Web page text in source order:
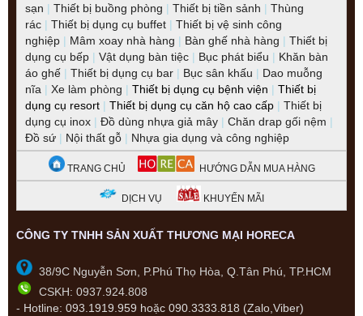
sạn | Thiết bị buồng phòng | Thiết bị tiền sảnh | Thùng
rác | Thiết bị dụng cụ buffet | Thiết bị vệ sinh công
nghiệp | Mâm xoay nhà hàng | Bàn ghế nhà hàng | Thiết bị
dụng cụ bếp | Vật dụng bàn tiệc | Bục phát biểu | Khăn bàn
áo ghế | Thiết bị dụng cụ bar | Bục sân khấu | Dao muỗng
nĩa | Xe làm phòng | Thiết bị dụng cụ bệnh viện | Thiết bị
dụng cụ resort | Thiết bị dụng cụ căn hộ cao cấp | Thiết bị
dụng cụ inox | Đồ dùng nhựa giả mây | Chăn drap gối nệm |
Đồ sứ | Nội thất gỗ | Nhựa gia dụng và công nghiệp
TRANG CHỦ HƯỚNG DẪN MUA HÀNG
DỊCH VỤ KHUYẾN MÃI
CÔNG TY TNHH SẢN XUẤT THƯƠNG MẠI HORECA
38/9C Nguyễn Sơn, P.Phú Thọ Hòa, Q.Tân Phú, TP.HCM
CSKH: 0937.924.808
- Hotline: 093.1919.959 hoặc 090.3333.818 (Zalo,Viber)